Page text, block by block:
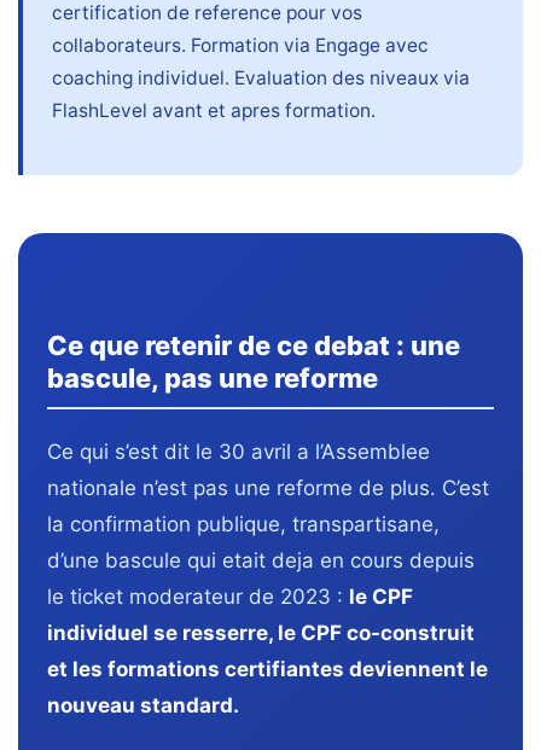
certification de reference pour vos
collaborateurs. Formation via Engage avec
coaching individuel. Evaluation des niveaux via
FlashLevel avant et apres formation.
Ce que retenir de ce debat : une
bascule, pas une reforme
Ce qui s’est dit le 30 avril a l’Assemblee
nationale n’est pas une reforme de plus. C’est
la confirmation publique, transpartisane,
d’une bascule qui etait deja en cours depuis
le ticket moderateur de 2023 : le CPF
individuel se resserre, le CPF co-construit
et les formations certifiantes deviennent le
nouveau standard.